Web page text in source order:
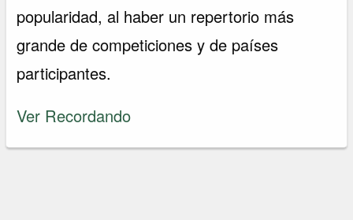
popularidad, al haber un repertorio más
grande de competiciones y de países
participantes.
Ver Recordando